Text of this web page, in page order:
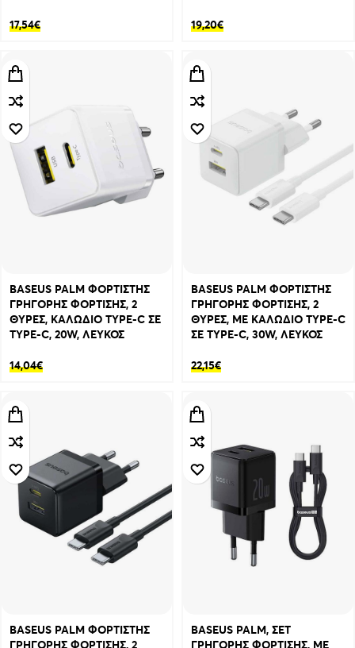
17,54€ 19,20€
BASEUS PALM ΦΟΡΤΙΣΤΗΣ
ΓΡΗΓΟΡΗΣ ΦΟΡΤΙΣΗΣ, 2
ΘΥΡΕΣ, ΚΑΛΩΔΙΟ TYPE-C ΣΕ
TYPE-C, 20W, ΛΕΥΚΟΣ
14,04€
BASEUS PALM ΦΟΡΤΙΣΤΗΣ
ΓΡΗΓΟΡΗΣ ΦΟΡΤΙΣΗΣ, 2
ΘΥΡΕΣ, ΜΕ ΚΑΛΩΔΙΟ TYPE-C
ΣΕ TYPE-C, 30W, ΛΕΥΚΟΣ
22,15€
BASEUS PALM ΦΟΡΤΙΣΤΗΣ
ΓΡΗΓΟΡΗΣ ΦΟΡΤΙΣΗΣ, 2
BASEUS PALM, ΣΕΤ
ΓΡΗΓΟΡΗΣ ΦΟΡΤΙΣΗΣ, ΜΕ